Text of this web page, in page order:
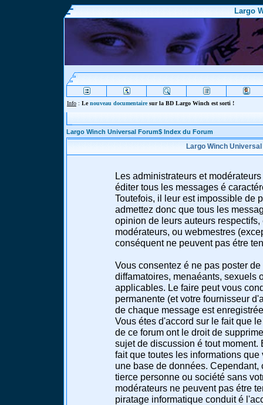
Largo
Info : Lenouveau documentairesur la BD Largo Winch est sorti !
Largo Winch Universal Forum$ Index du Forum
Largo Winch
Les administrateurs et
éditer tous les messages é
Toutefois, il leur est impossible de
admettez donc que tous les
opinion de leurs auteurs
modérateurs, ou webmestres
conséquent ne peuvent pas étre
Vous consentez é ne pas poster
diffamatoires, menaéants, sexuels
applicables. Le faire peut vous
permanente (et votre fournisseur
de chaque message est
Vous étes d'accord sur le fait que
de ce forum ont le droit de
sujet de discussion é tout
fait que toutes les informations
une base de données.
tierce personne ou société sans
modérateurs ne peuvent pas étre
piratage informatique conduit é